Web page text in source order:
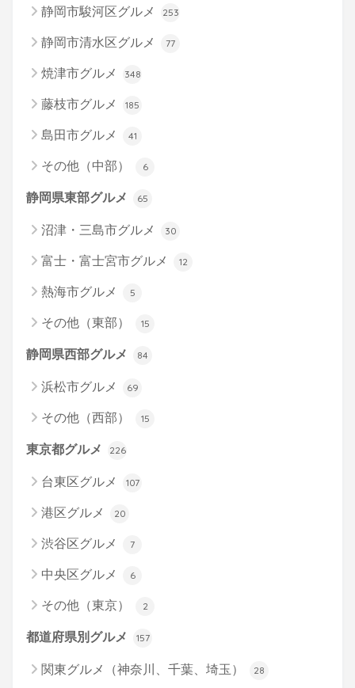
静岡市駿河区グルメ 253
静岡市清水区グルメ 77
焼津市グルメ 348
藤枝市グルメ 185
島田市グルメ 41
その他（中部） 6
静岡県東部グルメ 65
沼津・三島市グルメ 30
富士・富士宮市グルメ 12
熱海市グルメ 5
その他（東部） 15
静岡県西部グルメ 84
浜松市グルメ 69
その他（西部） 15
東京都グルメ 226
台東区グルメ 107
港区グルメ 20
渋谷区グルメ 7
中央区グルメ 6
その他（東京） 2
都道府県別グルメ 157
関東グルメ（神奈川、千葉、埼玉） 28